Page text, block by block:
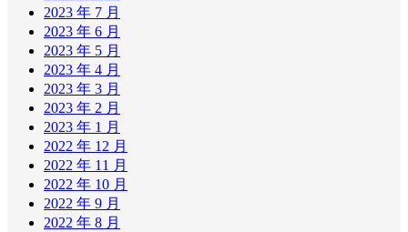
2023 年 7 月
2023 年 6 月
2023 年 5 月
2023 年 4 月
2023 年 3 月
2023 年 2 月
2023 年 1 月
2022 年 12 月
2022 年 11 月
2022 年 10 月
2022 年 9 月
2022 年 8 月